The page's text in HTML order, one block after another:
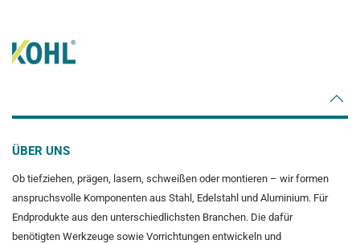
ÜBER UNS
Ob tiefziehen, prägen, lasern, schweißen oder montieren – wir formen
anspruchsvolle Komponenten aus Stahl, Edelstahl und Aluminium. Für
Endprodukte aus den unterschiedlichsten Branchen. Die dafür
benötigten Werkzeuge sowie Vorrichtungen entwickeln und